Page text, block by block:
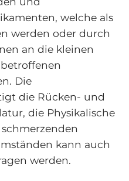
welche als
werden oder durch
an die kleinen
Die
die Rücken- und
die Physikalische
kann auch
werden.